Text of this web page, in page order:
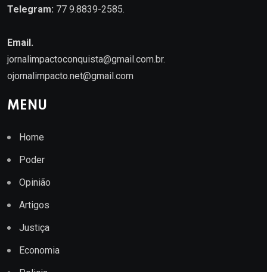
Telegram: 77 9.8839-2585.
Email.
jornalimpactoconquista@gmail.com.br.
ojornalimpacto.net@gmail.com
MENU
Home
Poder
Opinião
Artigos
Justiça
Economia